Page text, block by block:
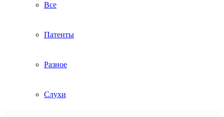
Все
Патенты
Разное
Слухи